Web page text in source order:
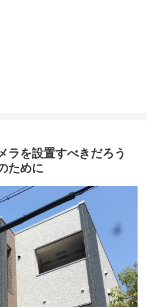
ラを設置すべきだろう
ために